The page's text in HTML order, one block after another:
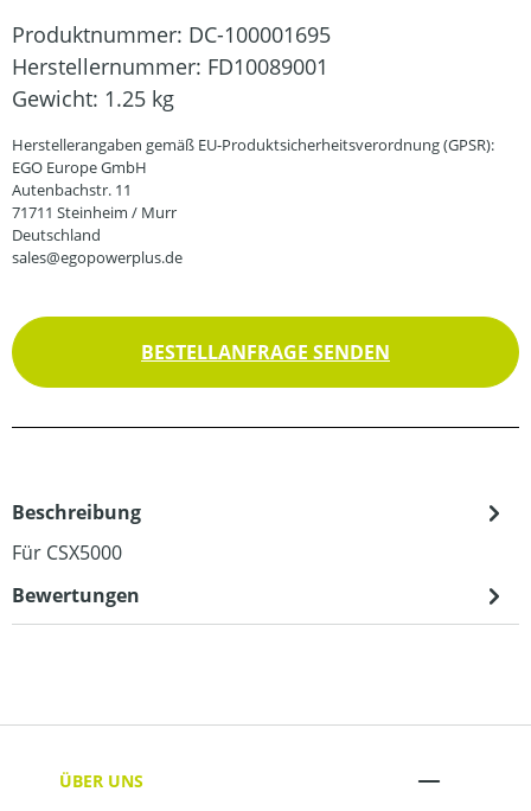
Produktnummer: DC-100001695
Herstellernummer: FD10089001
Gewicht: 1.25 kg
Herstellerangaben gemäß EU-Produktsicherheitsverordnung (GPSR):
EGO Europe GmbH
Autenbachstr. 11
71711 Steinheim / Murr
Deutschland
sales@egopowerplus.de
BESTELLANFRAGE SENDEN
Beschreibung
Für CSX5000
Bewertungen
ÜBER UNS